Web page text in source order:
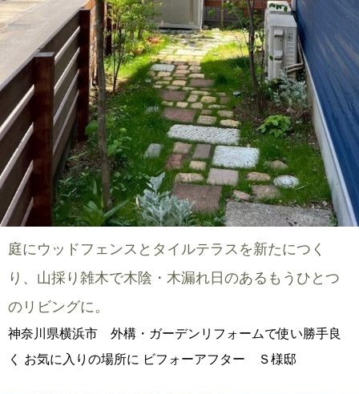
庭にウッドフェンスとタイルテラスを新たにつく
り、山採り雑木で木陰・木漏れ日のあるもうひとつ
のリビングに。
神奈川県横浜市 外構・ガーデンリフォームで使い勝手良
く お気に入りの場所に ビフォーアフター Ｓ様邸